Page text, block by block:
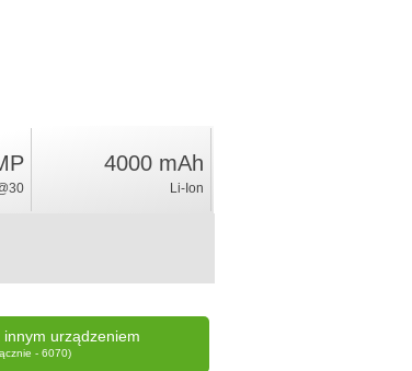
4000 mAh
Li-Ion
innym urządzeniem
- 6070)